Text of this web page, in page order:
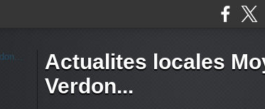
Actualites locales
Verdon...